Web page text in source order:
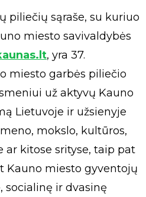
piliečių sąraše, su kuriuo
miesto savivaldybės
, yra 37.
miesto garbės piliečio
už aktyvų Kauno
Lietuvoje ir užsienyje
mokslo, kultūros,
ar kitose srityse, taip pat
Kauno miesto gyventojų
socialinę ir dvasinę